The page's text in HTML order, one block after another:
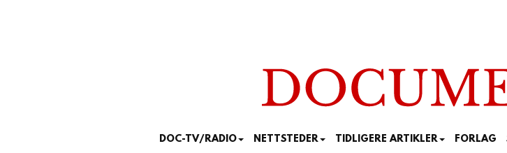
DOC-TV/RADIO NETTSTEDER TIDLIGERE ARTIKLER FORLAG